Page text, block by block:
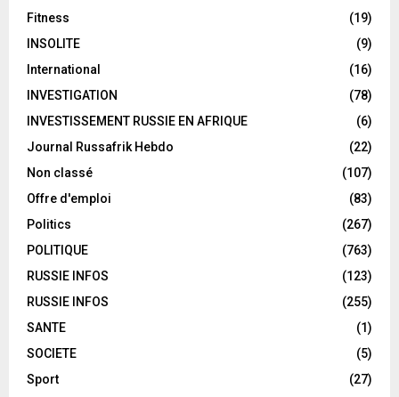
Fitness
(19)
INSOLITE
(9)
International
(16)
INVESTIGATION
(78)
INVESTISSEMENT RUSSIE EN AFRIQUE
(6)
Journal Russafrik Hebdo
(22)
Non classé
(107)
Offre d'emploi
(83)
Politics
(267)
POLITIQUE
(763)
RUSSIE INFOS
(123)
RUSSIE INFOS
(255)
SANTE
(1)
SOCIETE
(5)
Sport
(27)